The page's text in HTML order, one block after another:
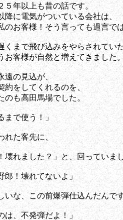
年以上も昔の話です。
電気がついている会社は、
お客様！そう言っても過言で
で飛び込みをやらされてい
客様が自然と増えてきました
の見込が、
をしてくれるのを、
も高田馬場でした。
で使う！」
た客先に、
れました？」と、回っていま
！壊れてないよ」
、この前爆弾仕込んだんで
、不発弾だよ！」